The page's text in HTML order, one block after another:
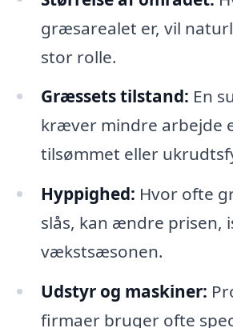
græsarealet er, vil
stor rolle.
Græssets tilstand: En
kræver mindre arbejde
tilsømmet eller
Hyppighed: Hvor ofte
slås, kan ændre prisen,
vækstsæsonen.
Udstyr og maskiner:
firmaer bruger ofte